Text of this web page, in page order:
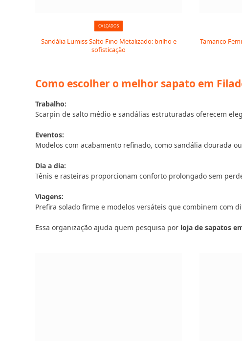
CALÇADOS
Sandália Lumiss Salto Fino Metalizado: brilho e
sofisticação
Tamanco
Como escolher o melhor sapato em
Trabalho:
Scarpin de salto médio e sandálias estruturadas oferecem
Eventos:
Modelos com acabamento refinado, como sandália dourada
Dia a dia:
Tênis e rasteiras proporcionam conforto prolongado sem
Viagens:
Prefira solado firme e modelos versáteis que combinem com
Essa organização ajuda quem pesquisa por loja de sapatos